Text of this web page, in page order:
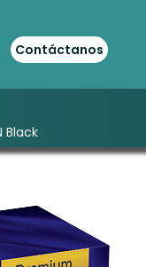
Contáctanos
Black